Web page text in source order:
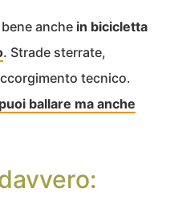
anche in bicicletta
. Strade sterrate,
tecnico.
ballare ma anche